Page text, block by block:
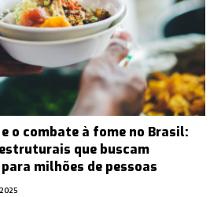
o combate à fome no Brasil:
que buscam
milhões de pessoas